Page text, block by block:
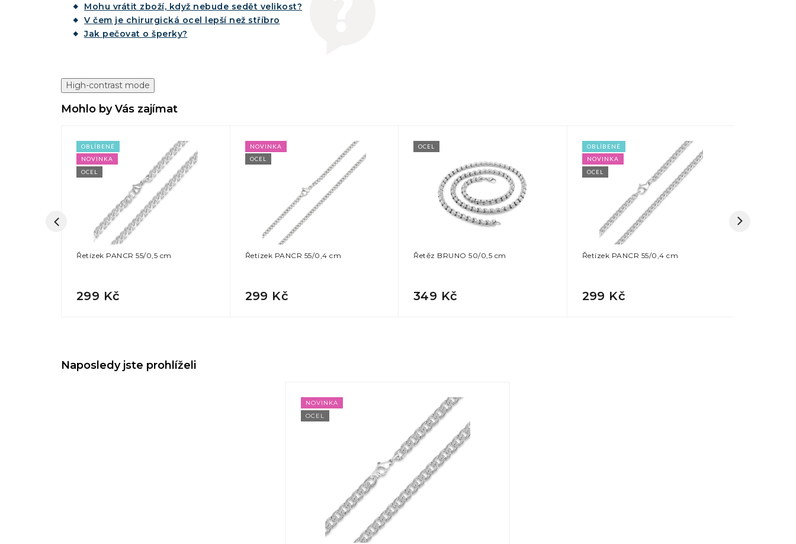
Mohu vrátit zboží, když nebude sedět velikost?
V čem je chirurgická ocel lepší než stříbro
Jak pečovat o šperky?
High-contrast mode
Mohlo by Vás zajímat
OBLÍBENÉ
NOVINKA
OCEL
Řetízek PANCR 55/0,5 cm
299 Kč
NOVINKA
OCEL
Řetízek PANCR 55/0,4 cm
299 Kč
OCEL
Řetěz BRUNO 50/0,5 cm
349 Kč
OBLÍBENÉ
NOVINKA
OCEL
Řetízek PANCR 55/0,4 cm
299 Kč
Naposledy jste prohlíželi
NOVINKA
OCEL